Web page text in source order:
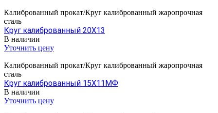
Калиброванный прокат/Круг калиброванный жаропрочная
сталь
Круг калиброванный 20Х13
В наличии
Уточнить цену
Калиброванный прокат/Круг калиброванный жаропрочная
сталь
Круг калиброванный 15Х11МФ
В наличии
Уточнить цену